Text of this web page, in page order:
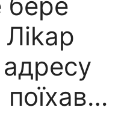
Лikap